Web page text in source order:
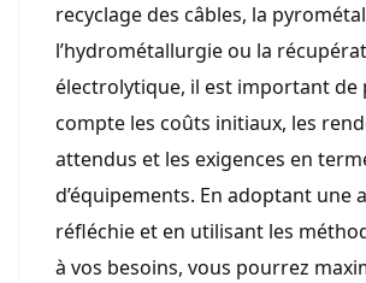
recyclage des câbles, la
l’hydrométallurgie ou la
électrolytique, il est important de
compte les coûts initiaux, les
attendus et les exigences en
d’équipements. En adoptant une
réfléchie et en utilisant les
à vos besoins, vous pourrez